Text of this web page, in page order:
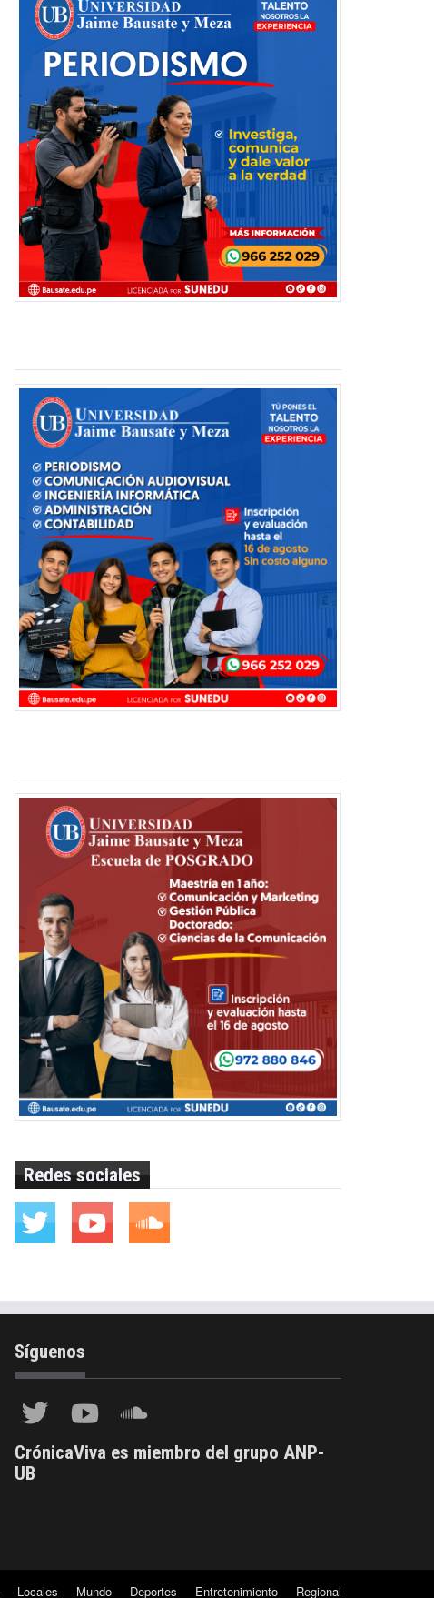
Redes sociales
Síguenos
CrónicaViva es miembro del grupo ANP-
UB
Locales Mundo Deportes Entretenimiento Regional